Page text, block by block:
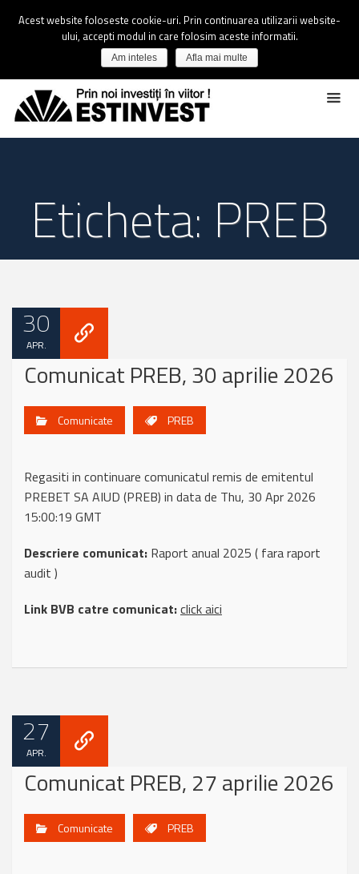
Eticheta: PREB
30
APR.
Comunicat PREB, 30 aprilie 2026
Comunicate PREB
Regasiti in continuare comunicatul remis de emitentul
PREBET SA AIUD (PREB) in data de Thu, 30 Apr 2026
15:00:19 GMT
Descriere comunicat: Raport anual 2025 ( fara raport
audit )
Link BVB catre comunicat:click aici
27
APR.
Comunicat PREB, 27 aprilie 2026
Comunicate PREB
Acest website foloseste cookie-uri. Prin continuarea utilizarii website-
ului, accepti modul in care folosim aceste informatii.
Am inteles Afla mai multe